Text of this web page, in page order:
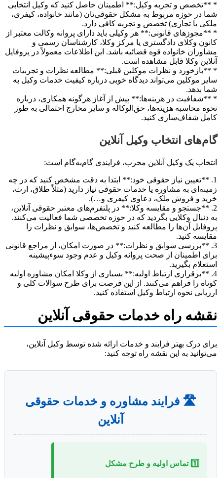
و تجربه وکیل:** اطمینان حاصل کنید که وکیل انتخابی
در حوزه مربوط به مشکل حقوقی‌تان (مانند خانواده، کیفری،
یا تجاری) تخصص و تجربه کافی دارد.
قانونی:** هر وکیلی باید دارای پروانه وکالت معتبر از
وکلای دادگستری یا مرکز وکلا، کارشناسان رسمی و
خانواده قوه قضائیه باشد. این اطلاعات معمولاً در پروفایل
وکلا قابل مشاهده است.
و نظرات موکلین قبلی:** مطالعه نظرات و تجربیات
موکلین می‌تواند دیدگاه خوبی درباره کیفیت خدمات وکیل به
در هزینه‌ها:** پیش از آغاز هرگونه همکاری، درباره
محاسبه هزینه‌ها، حق‌الوکاله و سایر مخارج احتمالی به طور
شفاف‌سازی کنید.
انتخاب وکیل آنلاین
یک وکیل آنلاین مجرب، فرایندی گام‌به‌گام است:
نیاز حقوقی خود:** ابتدا به دقت مشخص کنید که در چه
به مشاوره یا خدمات حقوقی نیاز دارید (مثلاً طلاق، ارث،
و فروش ملک، دعاوی کیفری و…).
و مقایسه وکلا:** در پلتفرم‌های معتبر حقوقی آنلاین،
وکلایی بگردید که در حوزه تخصصی شما فعالیت می‌کنند.
آن‌ها را مطالعه کنید و تخصص‌ها، سوابق و نظرات را
کنید.
سوابق و نظرات:** در صورت امکان، از مراجع قانونی
اطمینان از صحت پروانه وکیل و عدم وجود سوءپیشینه
بگیرید.
ارتباط اولیه:** بسیاری از وکلا امکان مشاوره اولیه
را فراهم می‌کنند. از این فرصت برای طرح سوالات کلی و
نحوه ارتباط وکیل استفاده کنید.
راه خدمات حقوقی آنلاین
درک بهتر فرایند و خدمات ارائه شده توسط وکیل آنلاین،
به این نقشه راه توجه کنید:
🛣️ فرایند مشاوره و خدمات حقوقی
آنلاین